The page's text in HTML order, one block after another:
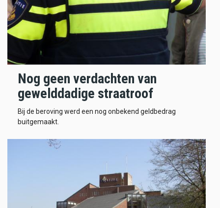
Nog geen verdachten van
gewelddadige straatroof
Bij de beroving werd een nog onbekend geldbedrag
buitgemaakt.